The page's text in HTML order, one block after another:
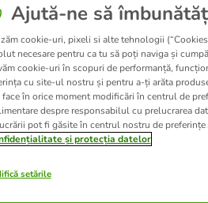
hrană umedă
umedă fără cereale pentru câini. Aceasta
Ajută-ne să
cookie-uri, pixeli si alte tehnologii
necesare pentru ca tu să poți naviga și
cookie-uri în scopuri de performanță,
cu site-ul nostru și pentru a-ți arăta
face în orice moment modificări în centrul de
despre responsabilul cu prelucrarea
pot fi găsite în centrul nostru de
și protecția datelor
setările